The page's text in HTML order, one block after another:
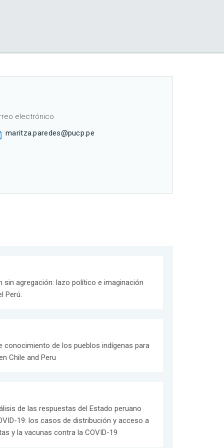
electrónico
maritza.paredes@pucp.pe
sin agregación: lazo político e imaginación
Perú.
conocimiento de los pueblos indígenas para
Chile and Peru
de las respuestas del Estado peruano
19: los casos de distribución y acceso a
y la vacunas contra la COVID-19